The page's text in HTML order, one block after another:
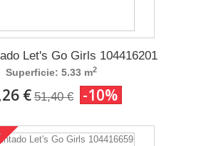
Let's Go Girls 104416201
Superficie: 5.33 m2
€ 51,40 € -10%